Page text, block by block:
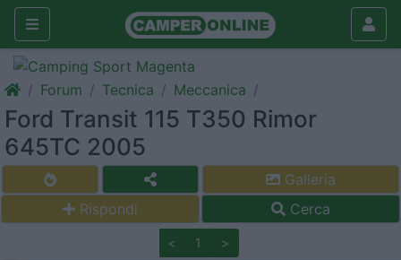
Forum Tecnica Meccanica
Ford Transit 115 T350 Rimor
645TC 2005
Galleria
Rispondi
Cerca
< 1 >